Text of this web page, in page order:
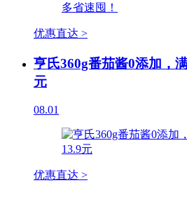
优惠直达 >
亨氏360g番茄酱0添加，
元
08.01
优惠直达 >